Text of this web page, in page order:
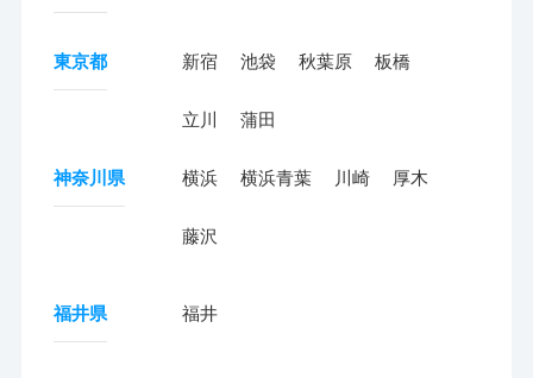
東京都 新宿 池袋 秋葉原 板橋
立川 蒲田
神奈川県 横浜 横浜青葉 川崎 厚木
藤沢
福井県 福井